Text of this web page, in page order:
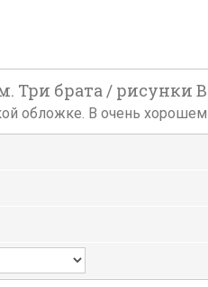
брата / рисунки
обложке. В очень хорошем